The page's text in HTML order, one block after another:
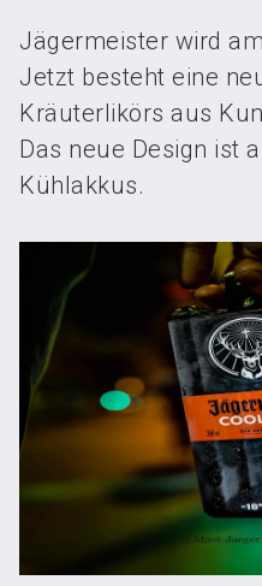
Jägermeister wird
Jetzt besteht eine
Kräuterlikörs aus
Das neue Design ist
Kühlakkus.